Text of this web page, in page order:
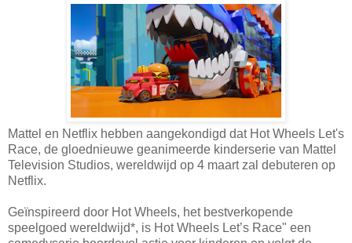
Mattel en Netflix hebben aangekondigd dat Hot Wheels Let's
Race, de gloednieuwe geanimeerde kinderserie van Mattel
Television Studios, wereldwijd op 4 maart zal debuteren op
Netflix.
Geïnspireerd door Hot Wheels, het bestverkopende
speelgoed wereldwijd*, is Hot Wheels Let’s Race" een